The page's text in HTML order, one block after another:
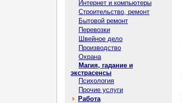
Интернет и компьютеры
Строительство, ремонт
Бытовой ремонт
Перевозки
Швейное дело
Производство
Охрана
Магия, гадание и
экстрасенсы
Психология
Прочие услуги
Работа